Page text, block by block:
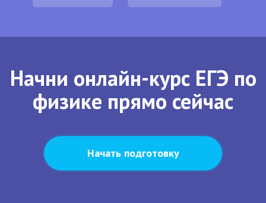
Начни онлайн-курс ЕГЭ по
физике прямо сейчас
Начать подготовку